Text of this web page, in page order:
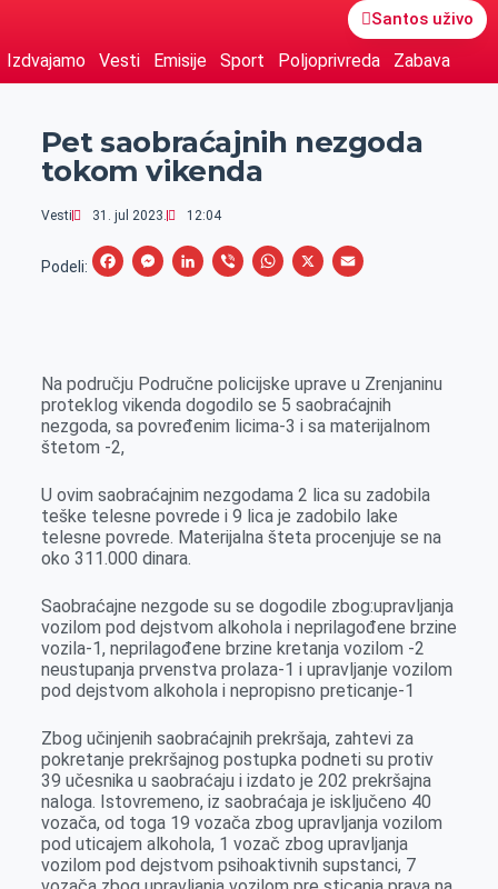
Santos uživo
Izdvajamo Vesti Emisije Sport Poljoprivreda Zabava
Pet saobraćajnih nezgoda
tokom vikenda
Vesti 31. jul 2023. 12:04
Podeli:
F
b
o
o
M
e
n
r
L
e
d
V
r
W
s
A
X
E
l
Na području Područne policijske uprave u Zrenjaninu
proteklog vikenda dogodilo se 5 saobraćajnih
nezgoda, sa povređenim licima-3 i sa materijalnom
štetom -2,
U ovim saobraćajnim nezgodama 2 lica su zadobila
teške telesne povrede i 9 lica je zadobilo lake
telesne povrede. Materijalna šteta procenjuje se na
oko 311.000 dinara.
Saobraćajne nezgode su se dogodile zbog:upravljanja
vozilom pod dejstvom alkohola i neprilagođene brzine
vozila-1, neprilagođene brzine kretanja vozilom -2
neustupanja prvenstva prolaza-1 i upravljanje vozilom
pod dejstvom alkohola i nepropisno preticanje-1
Zbog učinjenih saobraćajnih prekršaja, zahtevi za
pokretanje prekršajnog postupka podneti su protiv
39 učesnika u saobraćaju i izdato je 202 prekršajna
naloga. Istovremeno, iz saobraćaja je isključeno 40
vozača, od toga 19 vozača zbog upravljanja vozilom
pod uticajem alkohola, 1 vozač zbog upravljanja
vozilom pod dejstvom psihoaktivnih supstanci, 7